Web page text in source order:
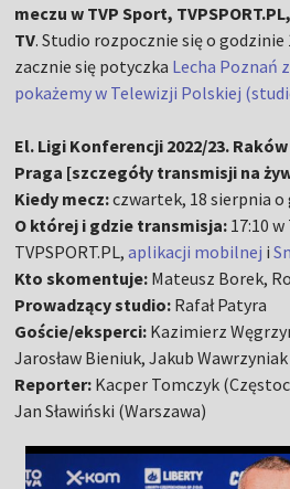
meczu w TVP Sport,
TV. Studio rozpocznie się o godzinie
zacznie się potyczka Lecha Poznań
pokażemy w Telewizji Polskiej
El. Ligi Konferencji 2022/23.
Praga [szczegóły transmisji na
Kiedy mecz:czwartek, 18 sierpnia o
O której i gdzie transmisja: 17:10
TVPSPORT.PL,aplikacji mobilnej i
Kto skomentuje: Mateusz Borek,
Prowadzący studio: Rafał Patyra
Goście/eksperci: Kazimierz
Jarosław Bieniuk, Jakub
Reporter: Kacper Tomczyk
Jan Sławiński (Warszawa)